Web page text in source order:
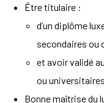
Être titulaire :
d’un diplôme
secondaires ou
et avoir validé
ou
Bonne maîtrise du